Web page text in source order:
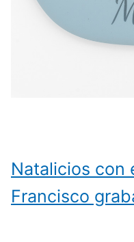
Natalicios con
Francisco